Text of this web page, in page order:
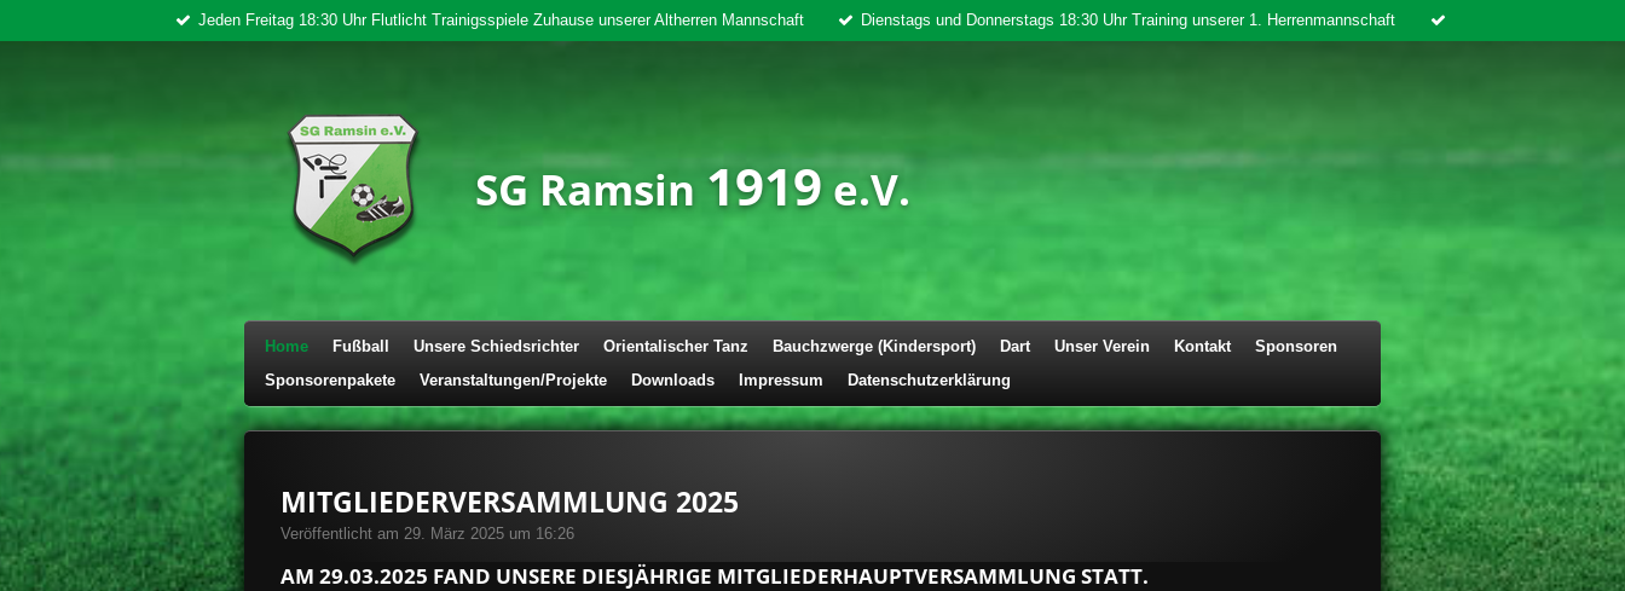
Hauptinhalt
Jeden Freitag 18:30 Uhr Flutlicht Trainigsspiele Zuhause unserer Altherren Mannschaft Dienstags und Donnerstags 18:30 Uhr Training unserer 1. Herrenmannschaft
SG Ramsin 1919e.V.
Home Fußball Unsere Schiedsrichter Orientalischer Tanz Bauchzwerge (Kindersport) Dart Unser Verein Kontakt
Sponsoren
Sponsorenpakete
Veranstaltungen/Projekte Downloads Impressum Datenschutzerklärung
MITGLIEDERVERSAMMLUNG 2025
Veröffentlicht am 29. März 2025 um 16:26
AM 29.03.2025 FAND UNSERE DIESJÄHRIGE MITGLIEDERHAUPTVERSAMMLUNG STATT.